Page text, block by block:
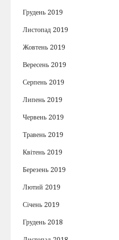
Грудень 2019
Листопад 2019
Жовтень 2019
Вересень 2019
Серпень 2019
Липень 2019
Червень 2019
Травень 2019
Квітень 2019
Березень 2019
Лютий 2019
Січень 2019
Грудень 2018